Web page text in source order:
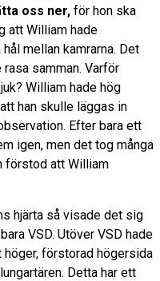
oss ner, för hon ska
att William hade
mellan kamrarna. Det
samman. Varför
William hade hög
han skulle läggas in
Efter bara ett
igen, men det tog många
förstod att William
hjärta så visade det sig
VSD. Utöver VSD hade
förstorad högersida
Detta har ett